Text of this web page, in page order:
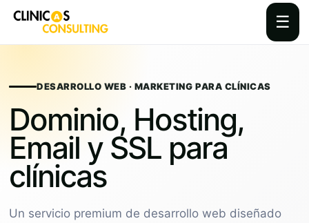
☰
contentDESARROLLO WEB · MARKETING PARA CLÍNICAS
Dominio, Hosting,
Email y SSL para
clínicas
Un servicio premium de desarrollo web diseñado